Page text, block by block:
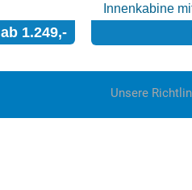
ab 1.249,-
Innenkabine
Unsere